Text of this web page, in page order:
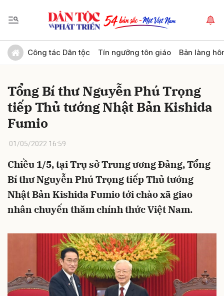
Công tác Dân tộc Tín ngưỡng tôn giáo Bản làng
Tổng Bí thư Nguyễn Phú Trọng
tiếp Thủ tướng Nhật Bản Kishida
Fumio
01/05/2022 16:59
Chiều 1/5, tại Trụ sở Trung ương Đảng, Tổng
Bí thư Nguyễn Phú Trọng tiếp Thủ tướng
Nhật Bản Kishida Fumio tới chào xã giao
nhân chuyến thăm chính thức Việt Nam.
Gửi bình luận